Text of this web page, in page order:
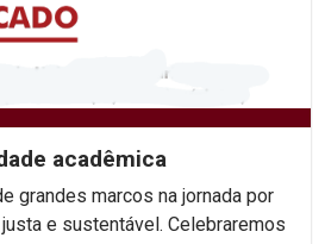
acadêmica
grandes marcos na jornada por
e sustentável. Celebraremos